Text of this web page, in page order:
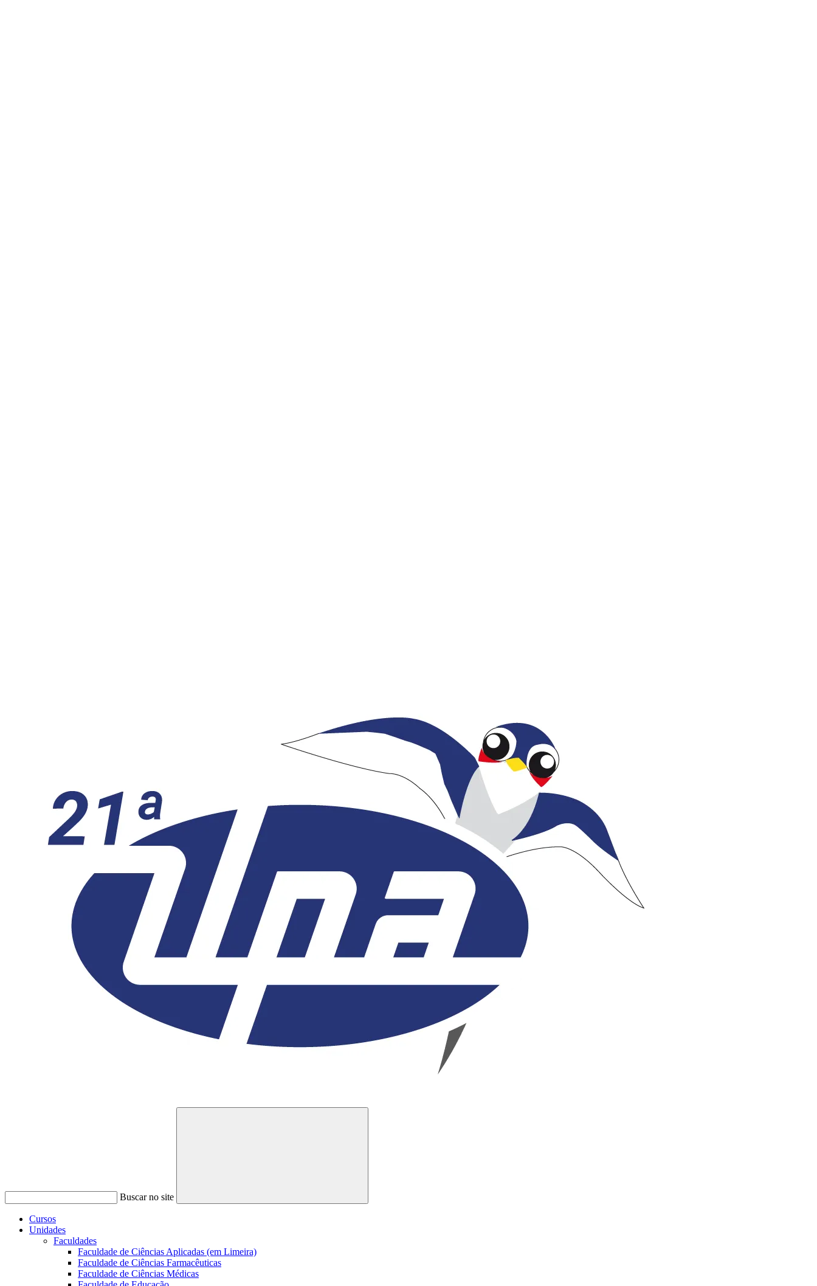
Buscar no site
Buscar
Cursos
Unidades
Faculdades
Faculdade de Ciências Aplicadas (em Limeira)
Faculdade de Ciências Farmacêuticas
Faculdade de Ciências Médicas